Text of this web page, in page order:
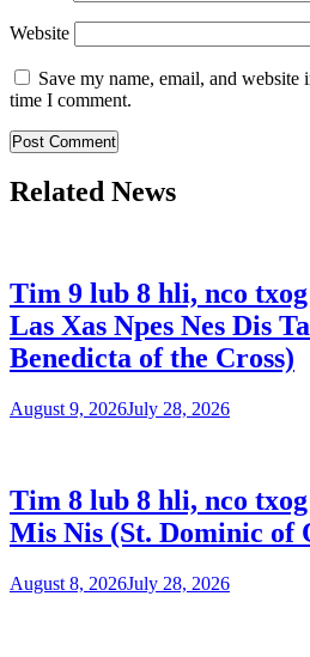
Website
Save my name, email, and
time I comment.
Related News
Tim 9 lub 8 hli, nco
Las Xas Npes Nes Dis
Benedicta of the Cross)
August 9, 2026July 28, 2026
Tim 8 lub 8 hli, nco
Mis Nis (St. Dominic of
August 8, 2026July 28, 2026